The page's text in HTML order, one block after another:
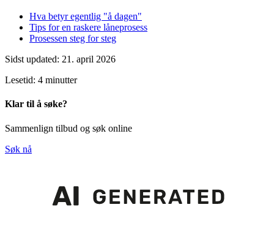
Hva betyr egentlig "å dagen"
Tips for en raskere låneprosess
Prosessen steg for steg
Sidst updated: 21. april 2026
Lesetid: 4 minutter
Klar til å søke?
Sammenlign tilbud og søk online
Søk nå